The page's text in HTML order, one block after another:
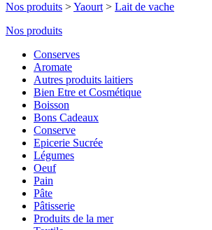
Nos produits >Yaourt > Lait de vache
Nos produits
Conserves
Aromate
Autres produits laitiers
Bien Etre et Cosmétique
Boisson
Bons Cadeaux
Conserve
Epicerie Sucrée
Légumes
Oeuf
Pain
Pâte
Pâtisserie
Produits de la mer